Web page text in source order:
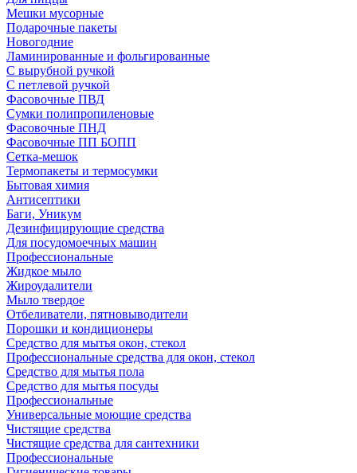
Мешки мусорные
Подарочные пакеты
Новогодние
Ламинированные и фольгированные
С вырубной ручкой
С петлевой ручкой
Фасовочные ПВД
Сумки полипропиленовые
Фасовочные ПНД
Фасовочные ПП БОПП
Сетка-мешок
Термопакеты и термосумки
Бытовая химия
Антисептики
Баги, Уникум
Дезинфицирующие средства
Для посудомоечных машин
Профессиональные
Жидкое мыло
Жироудалители
Мыло твердое
Отбеливатели, пятновыводители
Порошки и кондиционеры
Средство для мытья окон, стекол
Профессиональные средства для окон, стекол
Средство для мытья пола
Средство для мытья посуды
Профессиональные
Универсальные моющие средства
Чистящие средства
Чистящие средства для сантехники
Профессиональные